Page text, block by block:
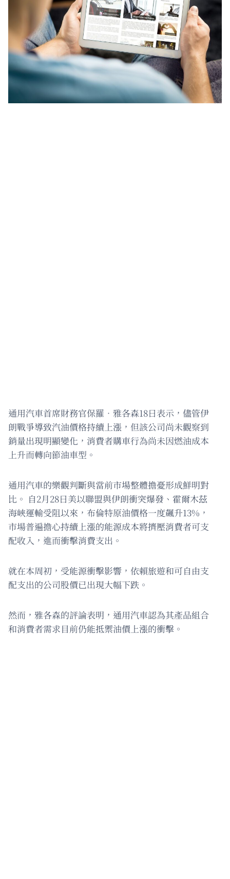
通用汽車首席財務官保羅．雅各森18日表示，儘管伊
朗戰爭導致汽油價格持續上漲，但該公司尚未觀察到
銷量出現明顯變化，消費者購車行為尚未因燃油成本
上升而轉向節油車型。
通用汽車的樂觀判斷與當前市場整體擔憂形成鮮明對
比。 自2月28日美以聯盟與伊朗衝突爆發、霍爾木茲
海峽運輸受阻以來，布倫特原油價格一度飆升13%，
市場普遍擔心持續上漲的能源成本將擠壓消費者可支
配收入，進而衝擊消費支出。
就在本周初，受能源衝擊影響，依賴旅遊和可自由支
配支出的公司股價已出現大幅下跌。
然而，雅各森的評論表明，通用汽車認為其產品組合
和消費者需求目前仍能抵禦油價上漲的衝擊。